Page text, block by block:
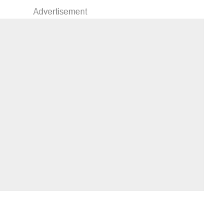
Advertisement